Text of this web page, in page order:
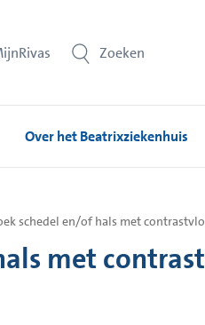
Zoeken
Over het Beatrixziekenhuis
schedel en/of hals met
met